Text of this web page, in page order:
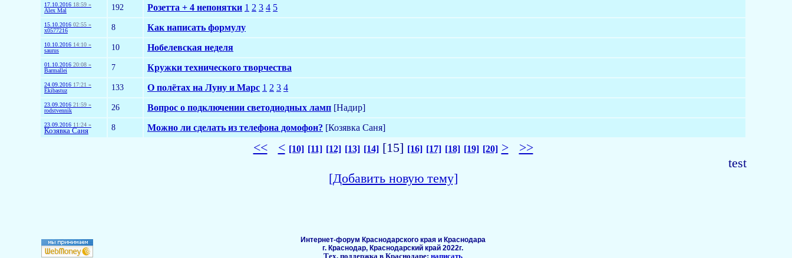
17.10.2016 18:59 »
Alex Mal
192 Розетта + 4 непонятки 1 2 3 4 5
15.10.2016 02:55 »
x0577216
8 Как написать формулу
10.10.2016 14:10 »
saurus
10 Нобелевская неделя
01.10.2016 20:08 »
Barmallei
7 Кружки технического творчества
24.09.2016 17:21 »
Ekibastuz
133 О полётах на Луну и Марс 1 2 3 4
23.09.2016 21:59 »
rodstvennik
26 Вопрос о подключении светодиодных ламп [Надир]
23.09.2016 11:24 »
Козявка Саня 8 Можно ли сделать из телефона домофон? [Козявка Саня]
<< < [10] [11] [12] [13] [14][15] [16] [17] [18] [19] [20] >
>>
test
[Добавить новую тему]
Интернет-форум Краснодарского края и Краснодара
г. Краснодар, Краснодарский край 2022г.
Тех. поддержка в Краснодаре: написать